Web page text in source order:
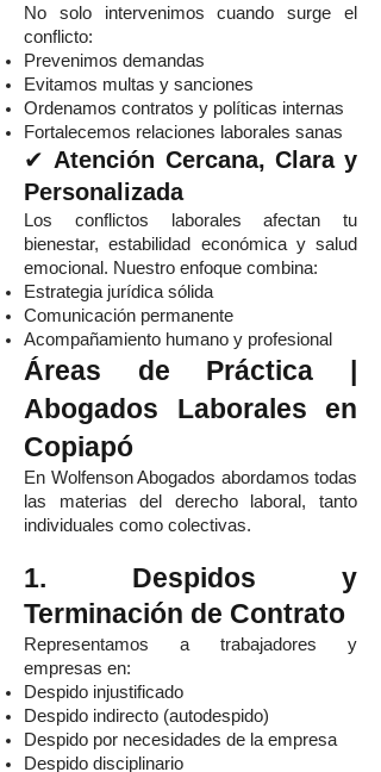
No solo intervenimos cuando surge el
conflicto:
Prevenimos demandas
Evitamos multas y sanciones
Ordenamos contratos y políticas internas
Fortalecemos relaciones laborales sanas
✔ Atención Cercana, Clara y
Personalizada
Los conflictos laborales afectan tu
bienestar, estabilidad económica y salud
emocional. Nuestro enfoque combina:
Estrategia jurídica sólida
Comunicación permanente
Acompañamiento humano y profesional
Áreas de Práctica |
Abogados Laborales en
Copiapó
En Wolfenson Abogados abordamos todas
las materias del derecho laboral, tanto
individuales como colectivas.
1. Despidos y
Terminación de Contrato
Representamos a trabajadores y
empresas en:
Despido injustificado
Despido indirecto (autodespido)
Despido por necesidades de la empresa
Despido disciplinario